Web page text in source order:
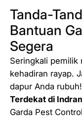
Tanda-
Bantuan
Segera
Seringkali pemilik
kehadiran rayap.
dapur Anda
Terdekat di
Garda Pest